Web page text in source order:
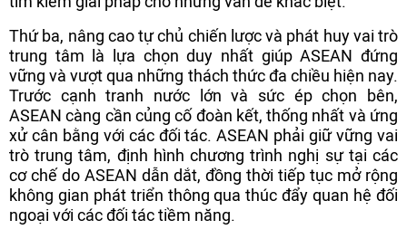
Thứ ba, nâng cao tự chủ chiến lược và phát huy vai trò
trung tâm là lựa chọn duy nhất giúp ASEAN đứng
vững và vượt qua những thách thức đa chiều hiện nay.
Trước cạnh tranh nước lớn và sức ép chọn bên,
ASEAN càng cần củng cố đoàn kết, thống nhất và ứng
xử cân bằng với các đối tác. ASEAN phải giữ vững vai
trò trung tâm, định hình chương trình nghị sự tại các
cơ chế do ASEAN dẫn dắt, đồng thời tiếp tục mở rộng
không gian phát triển thông qua thúc đẩy quan hệ đối
ngoại với các đối tác tiềm năng.